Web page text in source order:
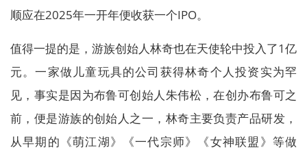
顺应在2025年一开年便收获一个IPO。
值得一提的是，游族创始人林奇也在天使轮中投入了1亿
元。一家做儿童玩具的公司获得林奇个人投资实为罕
见，事实是因为布鲁可创始人朱伟松，在创办布鲁可之
前，便是游族的创始人之一，林奇主要负责产品研发，
从早期的《萌江湖》《一代宗师》《女神联盟》等做